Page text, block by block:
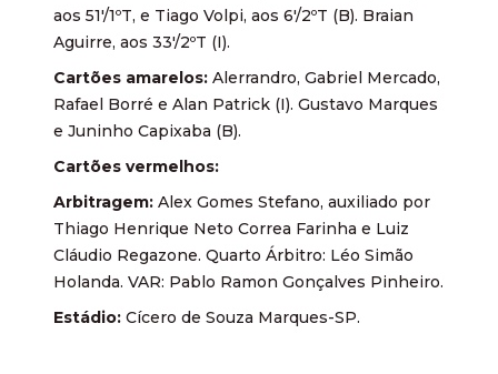
aos 51'/1ºT, e Tiago Volpi, aos 6'/2ºT (B). Braian
Aguirre, aos 33'/2ºT (I).
Cartões amarelos: Alerrandro, Gabriel Mercado,
Rafael Borré e Alan Patrick (I). Gustavo Marques
e Juninho Capixaba (B).
Cartões vermelhos:
Arbitragem: Alex Gomes Stefano, auxiliado por
Thiago Henrique Neto Correa Farinha e Luiz
Cláudio Regazone. Quarto Árbitro: Léo Simão
Holanda. VAR: Pablo Ramon Gonçalves Pinheiro.
Estádio: Cícero de Souza Marques-SP.